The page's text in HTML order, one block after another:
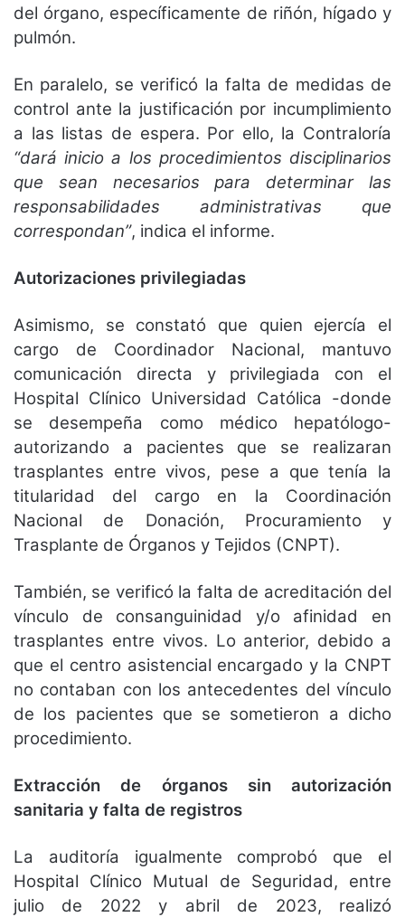
del órgano, específicamente de riñón, hígado y
pulmón.
En paralelo, se verificó la falta de medidas de
control ante la justificación por incumplimiento
a las listas de espera. Por ello, la Contraloría
“dará inicio a los procedimientos disciplinarios
que sean necesarios para determinar las
responsabilidades administrativas que
correspondan”, indica el informe.
Autorizaciones privilegiadas
Asimismo, se constató que quien ejercía el
cargo de Coordinador Nacional, mantuvo
comunicación directa y privilegiada con el
Hospital Clínico Universidad Católica -donde
se desempeña como médico hepatólogo-
autorizando a pacientes que se realizaran
trasplantes entre vivos, pese a que tenía la
titularidad del cargo en la Coordinación
Nacional de Donación, Procuramiento y
Trasplante de Órganos y Tejidos (CNPT).
También, se verificó la falta de acreditación del
vínculo de consanguinidad y/o afinidad en
trasplantes entre vivos. Lo anterior, debido a
que el centro asistencial encargado y la CNPT
no contaban con los antecedentes del vínculo
de los pacientes que se sometieron a dicho
procedimiento.
Extracción de órganos sin autorización
sanitaria y falta de registros
La auditoría igualmente comprobó que el
Hospital Clínico Mutual de Seguridad, entre
julio de 2022 y abril de 2023, realizó